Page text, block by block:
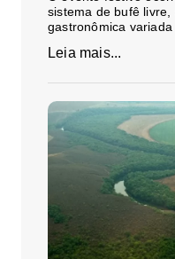
sistema de bufê
gastronômica variada
Leia mais...